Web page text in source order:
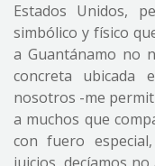
Estados Unidos,
simbólico y físico
a Guantánamo no
concreta ubicada
nosotros -me
a muchos que
con fuero